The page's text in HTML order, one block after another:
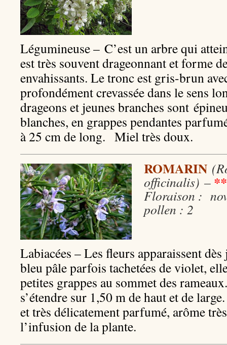
Légumineuse – C’est un arbre qui
est très souvent drageonnant et forme
envahissants. Le tronc est gris-brun
profondément crevassée dans le sens
drageons et jeunes branches sont
blanches, en grappes pendantes
à 25 cm de long. Miel très doux.
ROMARIN
officinalis) –
Floraison :
pollen : 2
Labiacées – Les fleurs apparaissent
bleu pâle parfois tachetées de violet,
petites grappes au sommet des
s’étendre sur 1,50 m de haut et de
et très délicatement parfumé, arôme
l’infusion de la plante.